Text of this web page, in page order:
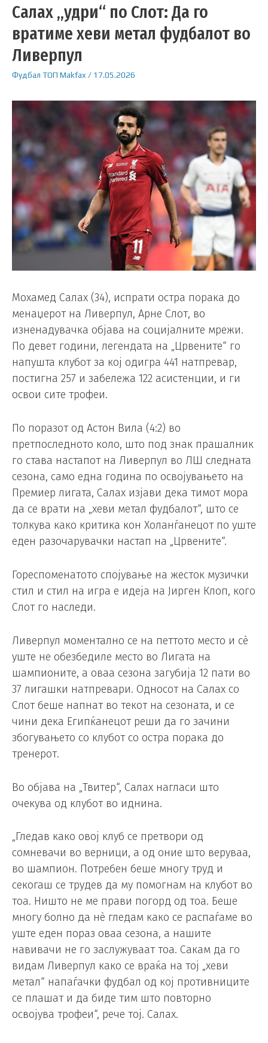
Салах „удри“ по Слот: Да го
вратиме хеви метал фудбалот во
Ливерпул
Фудбал ТОП Makfax / 17.05.2026
Мохамед Салах (34), испрати остра порака до
менаџерот на Ливерпул, Арне Слот, во
изненадувачка објава на социјалните мрежи.
По девет години, легендата на „Црвените“ го
напушта клубот за кој одигра 441 натпревар,
постигна 257 и забележа 122 асистенции, и ги
освои сите трофеи.
По поразот од Астон Вила (4:2) во
претпоследното коло, што под знак прашалник
го става настапот на Ливерпул во ЛШ следната
сезона, само една година по освојувањето на
Премиер лигата, Салах изјави дека тимот мора
да се врати на „хеви метал фудбалот“, што се
толкува како критика кон Холанѓанецот по уште
еден разочарувачки настап на „Црвените“.
Гореспоменатото спојување на жесток музички
стил и стил на игра е идеја на Јирген Клоп, кого
Слот го наследи.
Ливерпул моментално се на петтото место и сè
уште не обезбедиле место во Лигата на
шампионите, а оваа сезона загубија 12 пати во
37 лигашки натпревари. Односот на Салах со
Слот беше напнат во текот на сезоната, и се
чини дека Египќанецот реши да го зачини
збогувањето со клубот со остра порака до
тренерот.
Во објава на „Твитер“, Салах нагласи што
очекува од клубот во иднина.
„Гледав како овој клуб се претвори од
сомневачи во верници, а од оние што веруваа,
во шампион. Потребен беше многу труд и
секогаш се трудев да му помогнам на клубот во
тоа. Ништо не ме прави погорд од тоа. Беше
многу болно да нè гледам како се распаѓаме во
уште еден пораз оваа сезона, а нашите
навивачи не го заслужуваат тоа. Сакам да го
видам Ливерпул како се враќа на тој „хеви
метал“ напаѓачки фудбал од кој противниците
се плашат и да биде тим што повторно
освојува трофеи“, рече тој. Салах.